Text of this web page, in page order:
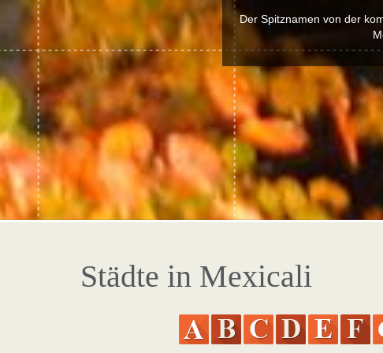
Der Spitznamen von der
Städte in Mexicali